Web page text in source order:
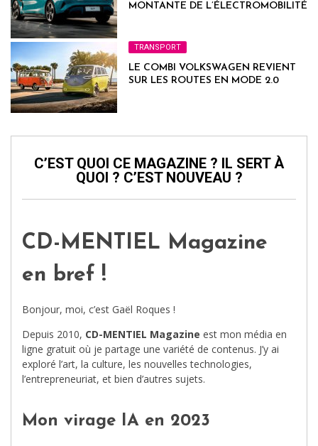
MONTANTE DE L’ÉLECTROMOBILITÉ
TRANSPORT
LE COMBI VOLKSWAGEN REVIENT
SUR LES ROUTES EN MODE 2.0
C’EST QUOI CE MAGAZINE ? IL SERT À
QUOI ? C’EST NOUVEAU ?
CD-MENTIEL Magazine
en bref !
Bonjour, moi, c’est Gaël Roques !
Depuis 2010, CD-MENTIEL Magazine est mon média en
ligne gratuit où je partage une variété de contenus. J’y ai
exploré l’art, la culture, les nouvelles technologies,
l’entrepreneuriat, et bien d’autres sujets.
Mon virage IA en 2023